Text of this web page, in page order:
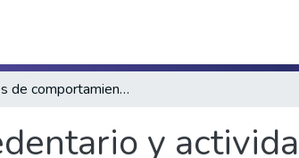
Patrones de comportamiento sedentario y actividad física en mujeres gestantes de Argentina en 2022
y